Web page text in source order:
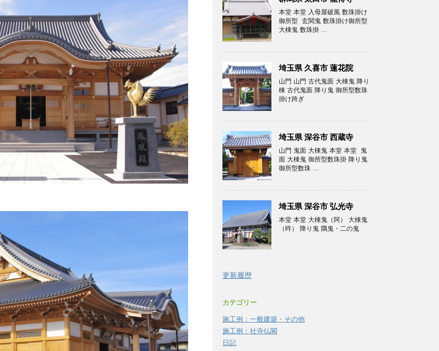
本堂 本堂 入母屋破風 数珠掛け
御所型 玄関鬼 数珠掛け御所型
大棟鬼 数珠掛 ...
埼玉県 久喜市 蓮花院
山門 山門 古代鬼面 大棟鬼 降り
棟 古代鬼面 降り鬼 御所型数珠
掛け跨ぎ
埼玉県 深谷市 西蔵寺
山門 鬼面 大棟鬼 本堂 本堂 鬼
面 大棟鬼 御所型数珠掛 降り鬼
御所型数珠 ...
埼玉県 深谷市 弘光寺
本堂 本堂 大棟鬼（阿） 大棟鬼
（吽） 降り鬼 隅鬼・二の鬼
更新履歴
カテゴリー
施工例：一般建築・その他
施工例：社寺仏閣
日記